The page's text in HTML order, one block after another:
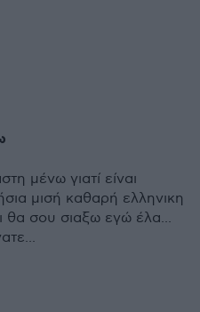
μένω γιατί είναι
μισή καθαρή ελληνικη
θα σου σιαξω εγώ έλα...